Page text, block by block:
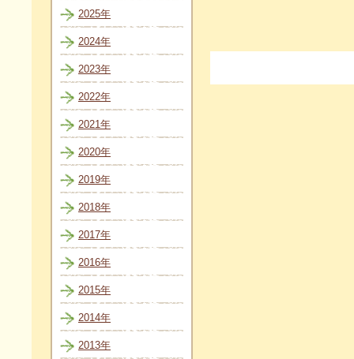
2025年
2024年
2023年
2022年
2021年
2020年
2019年
2018年
2017年
2016年
2015年
2014年
2013年